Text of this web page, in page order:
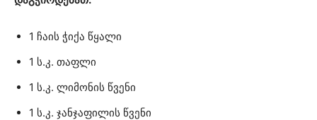
1 ჩაის ჭიქა წყალი
1 ს.კ. თაფლი
1 ს.კ. ლიმონის წვენი
1 ს.კ. ჯანჯაფილის წვენი